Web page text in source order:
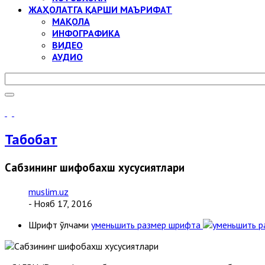
ЖАҲОЛАТГА ҚАРШИ МАЪРИФАТ
МАҚОЛА
ИНФОГРАФИКА
ВИДЕО
АУДИО
Табобат
Сабзининг шифобахш хусусиятлари
muslim.uz
- Нояб 17, 2016
Шрифт ўлчами уменьшить размер шрифта